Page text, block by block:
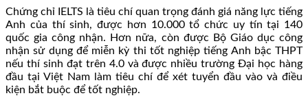
Chứng chỉ IELTS là tiêu chí quan trọng đánh giá năng lực tiếng
Anh của thí sinh, được hơn 10.000 tổ chức uy tín tại 140
quốc gia công nhận. Hơn nữa, còn được Bộ Giáo dục công
nhận sử dụng để miễn kỳ thi tốt nghiệp tiếng Anh bậc THPT
nếu thí sinh đạt trên 4.0 và được nhiều trường Đại học hàng
đầu tại Việt Nam làm tiêu chí để xét tuyển đầu vào và điều
kiện bắt buộc để tốt nghiệp.